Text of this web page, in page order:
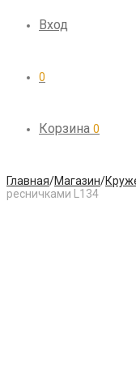
Вход
0
Корзина 0
Главная/Магазин/
ресничками L134